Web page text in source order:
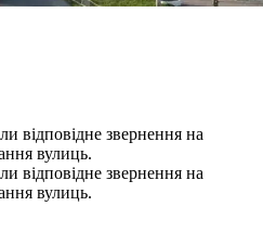
відповідне звернення на
вулиць.
відповідне звернення на
вулиць.